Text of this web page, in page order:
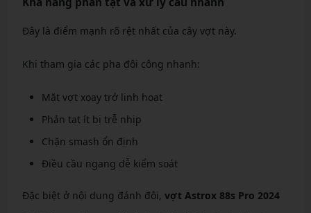
Đây là điểm mạnh rõ rệt nhất của cây vợt này.
Khi tham gia các pha đôi công nhanh:
Mặt vợt xoay trở linh hoạt
Phản tạt ít bị trễ nhịp
Chặn smash ổn định
Điều cầu ngang dễ kiểm soát
Đặc biệt ở nội dung đánh đôi, vợt Astrox 88s Pro 2024